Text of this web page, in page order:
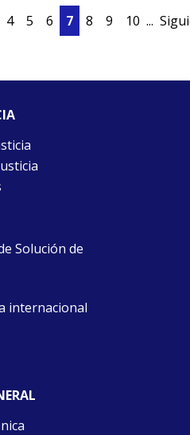
4 5 6 7 8 9 10 ...
Solución de
internacional